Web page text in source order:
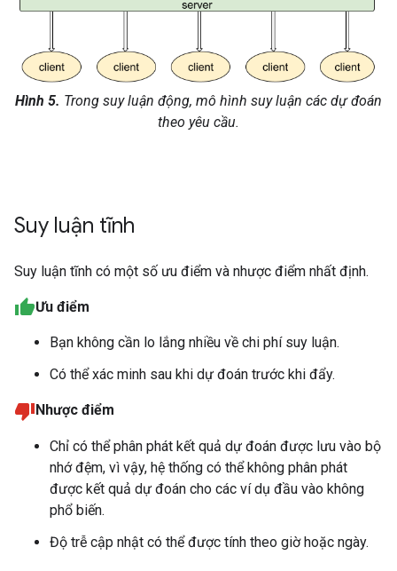
Hình 5. Trong suy luận động, mô hình suy luận các dự đoán
theo yêu cầu.
Suy luận tĩnh
Suy luận tĩnh có một số ưu điểm và nhược điểm nhất định.
Ưu điểm
Bạn không cần lo lắng nhiều về chi phí suy luận.
Có thể xác minh sau khi dự đoán trước khi đẩy.
Nhược điểm
Chỉ có thể phân phát kết quả dự đoán được lưu vào bộ
nhớ đệm, vì vậy, hệ thống có thể không phân phát
được kết quả dự đoán cho các ví dụ đầu vào không
phổ biến.
Độ trễ cập nhật có thể được tính theo giờ hoặc ngày.